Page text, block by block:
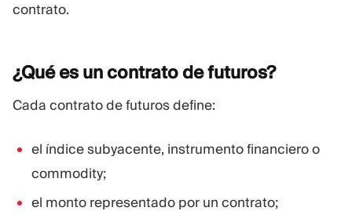
contrato.
¿Qué es un contrato defuturos?
Cada contrato de futuros define:
el índice subyacente, instrumento financiero o
commodity;
el monto representado por un contrato;